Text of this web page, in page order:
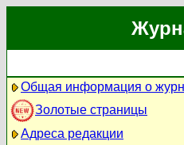
Общая информация о
Золотые страницы
Адреса редакции